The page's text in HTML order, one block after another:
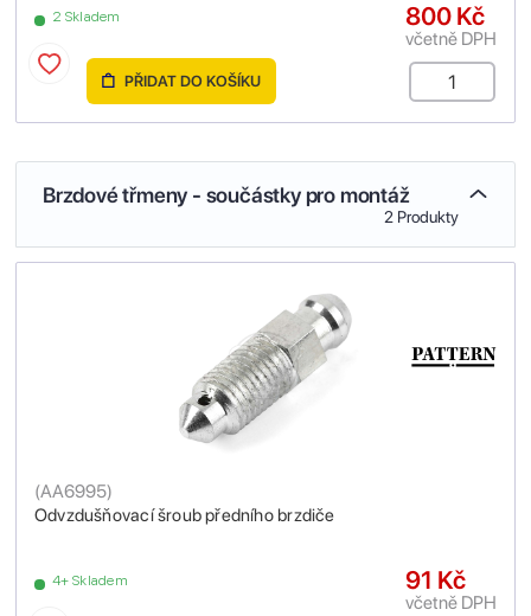
2 Skladem 800 Kč
včetně DPH
PŘIDAT DO KOŠÍKU
Brzdové třmeny - součástky pro montáž
2 Produkty
Odvzdušňovací šroub předního brzdiče
(AA6995)
4+ Skladem 91 Kč
včetně DPH